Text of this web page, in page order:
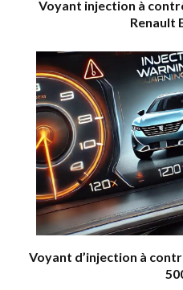
Voyant injection à
Renault
Voyant d’injection à